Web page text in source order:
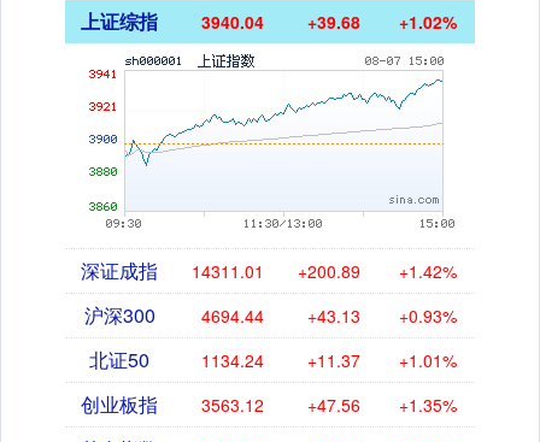
上证综指 3940.04 +39.68 +1.02%
深证成指 14311.01 +200.89 +1.42%
沪深300 4694.44 +43.13 +0.93%
北证50 1134.24 +11.37 +1.01%
创业板指 3563.12 +47.56 +1.35%